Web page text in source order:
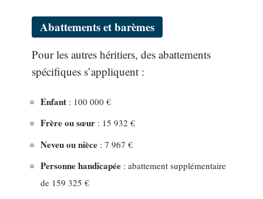
Abattements et barèmes
Pour les autres héritiers, des abattements
spécifiques s’appliquent :
Enfant : 100 000 €
Frère ou sœur : 15 932 €
Neveu ou nièce : 7 967 €
Personne handicapée : abattement supplémentaire
de 159 325 €